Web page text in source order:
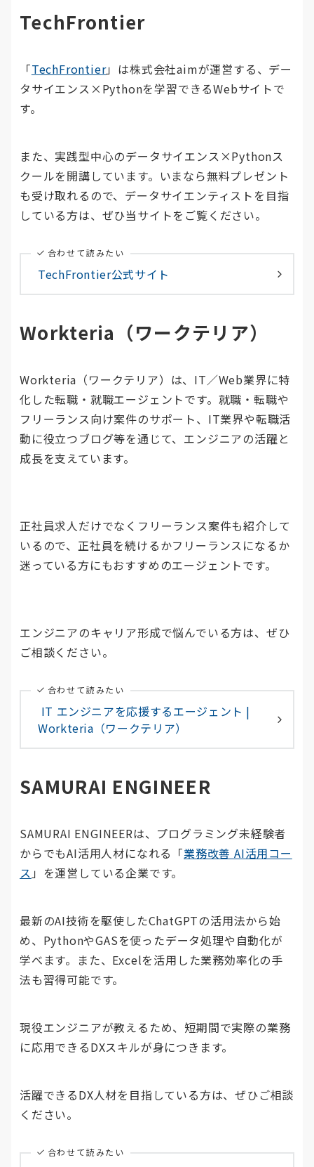
TechFrontier
「TechFrontier」は株式会社aimが運営する、デー
タサイエンス×Pythonを学習できるWebサイトで
す。
また、実践型中心のデータサイエンス×Pythonス
クールを開講しています。いまなら無料プレゼント
も受け取れるので、データサイエンティストを目指
している方は、ぜひ当サイトをご覧ください。
合わせて読みたい
TechFrontier公式サイト
Workteria（ワークテリア）
Workteria（ワークテリア）は、IT／Web業界に特
化した転職・就職エージェントです。就職・転職や
フリーランス向け案件のサポート、IT業界や転職活
動に役立つブログ等を通じて、エンジニアの活躍と
成長を支えています。
正社員求人だけでなくフリーランス案件も紹介して
いるので、正社員を続けるかフリーランスになるか
迷っている方にもおすすめのエージェントです。
エンジニアのキャリア形成で悩んでいる方は、ぜひ
ご相談ください。
合わせて読みたい
IT エンジニアを応援するエージェント |
Workteria（ワークテリア）
SAMURAI ENGINEER
SAMURAI ENGINEERは、プログラミング未経験者
からでもAI活用人材になれる「業務改善 AI活用コー
ス 」を運営している企業です。
最新のAI技術を駆使したChatGPTの活用法から始
め、PythonやGASを使ったデータ処理や自動化が
学べます。また、Excelを活用した業務効率化の手
法も習得可能です。
現役エンジニアが教えるため、短期間で実際の業務
に応用できるDXスキルが身につきます。
活躍できるDX人材を目指している方は、ぜひご相談
ください。
合わせて読みたい